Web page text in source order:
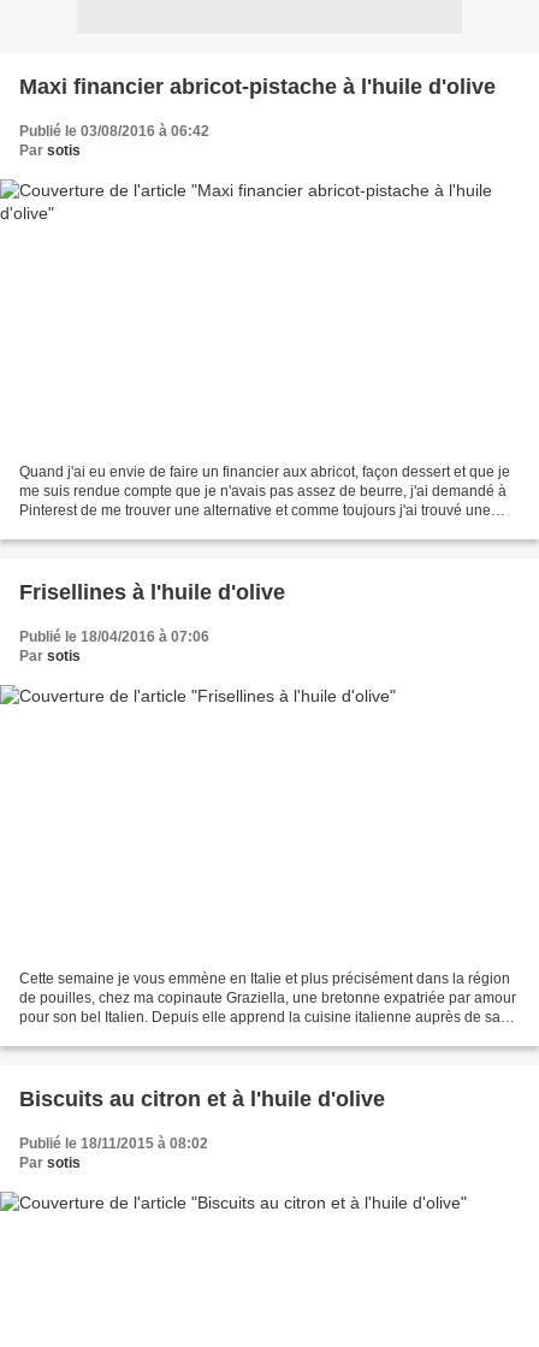
Maxi financier abricot-pistache à l'huile d'olive
Publié le 03/08/2016 à 06:42
Par sotis
Quand j'ai eu envie de faire un financier aux abricot, façon dessert et que je
me suis rendue compte que je n'avais pas assez de beurre, j'ai demandé à
Pinterest de me trouver une alternative et comme toujours j'ai trouvé une
Frisellines à l'huile d'olive
Publié le 18/04/2016 à 07:06
Par sotis
Cette semaine je vous emmène en Italie et plus précisément dans la région
de pouilles, chez ma copinaute Graziella, une bretonne expatriée par amour
pour son bel Italien. Depuis elle apprend la cuisine italienne auprès de sa
Biscuits au citron et à l'huile d'olive
Publié le 18/11/2015 à 08:02
Par sotis